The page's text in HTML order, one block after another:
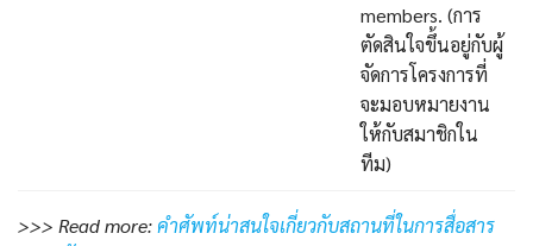
members. (การ
ตัดสินใจขึ้นอยู่กับผู้
จัดการโครงการที่
จะมอบหมายงาน
ให้กับสมาชิกใน
ทีม)
>>> Read more:คำศัพท์น่าสนใจเกี่ยวกับสถานที่ในการสื่อสาร